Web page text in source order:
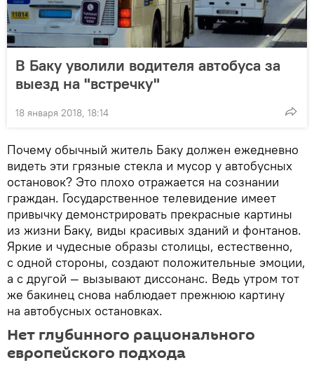
В Баку уволили водителя автобуса за
выезд на "встречку"
18 января 2018, 18:14
Почему обычный житель Баку должен ежедневно
видеть эти грязные стекла и мусор у автобусных
остановок? Это плохо отражается на сознании
граждан. Государственное телевидение имеет
привычку демонстрировать прекрасные картины
из жизни Баку, виды красивых зданий и фонтанов.
Яркие и чудесные образы столицы, естественно,
с одной стороны, создают положительные эмоции,
а с другой — вызывают диссонанс. Ведь утром тот
же бакинец снова наблюдает прежнюю картину
на автобусных остановках.
Нет глубинного рационального
европейского подхода